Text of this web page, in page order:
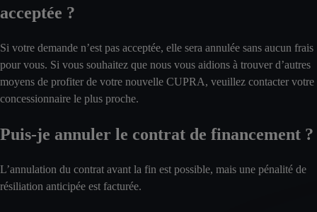
acceptée ?
Si votre demande n’est pas acceptée, elle sera annulée sans aucun frais
pour vous. Si vous souhaitez que nous vous aidions à trouver d’autres
moyens de profiter de votre nouvelle CUPRA, veuillez contacter votre
concessionnaire le plus proche.
Puis-je annuler le contrat de financement ?
L’annulation du contrat avant la fin est possible, mais une pénalité de
résiliation anticipée est facturée.